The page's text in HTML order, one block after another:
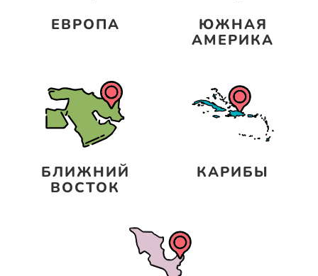
ЕВРОПА
ЮЖНАЯ
АМЕРИКА
БЛИЖНИЙ
ВОСТОК
КАРИБЫ